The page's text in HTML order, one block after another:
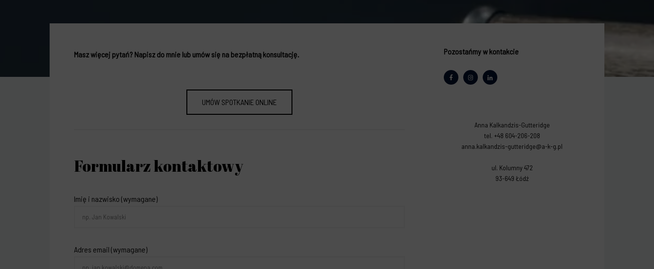
Masz więcej pytań? Napisz do mnie lub umów się na bezpłatną konsultację.
UMÓW SPOTKANIE ONLINE
Formularz kontaktowy
Imię i nazwisko (wymagane)
Adres email (wymagane)
Pozostańmy w kontakcie
Anna Kalkandzis-Gutteridge
tel. +48 604-206-208
anna.kalkandzis-gutteridge@a-k-g.pl
ul. Kolumny 472
93-649 Łódź